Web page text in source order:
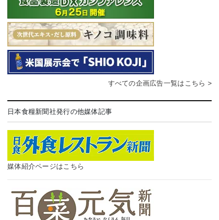
すべての企画広告一覧はこちら >
日本食糧新聞社発行の他媒体記事
媒体紹介ページはこちら